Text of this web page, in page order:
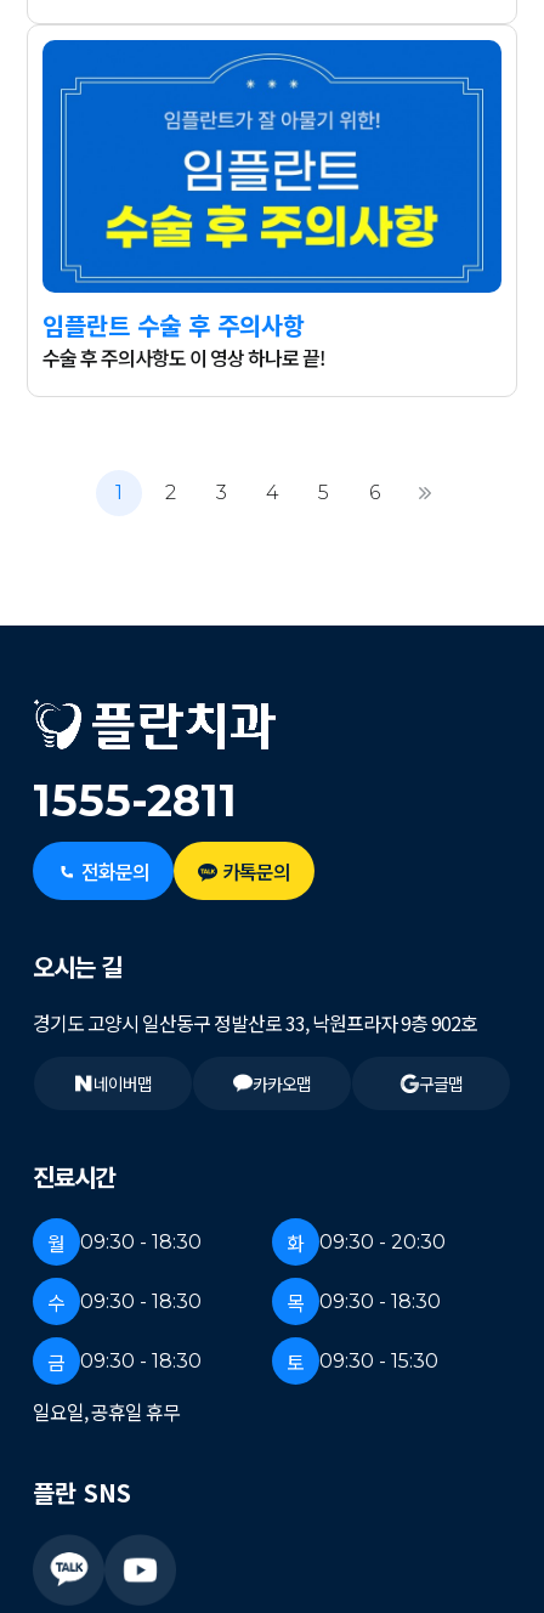
임플란트 수술 후 주의사항
수술 후 주의사항도 이 영상 하나로 끝!
1 2 3 4 5 6
1555-2811
전화문의 카톡문의
진료시간
월 09:30 - 18:30 화 09:30 - 20:30
수 09:30 - 18:30 목 09:30 - 18:30
금 09:30 - 18:30 토 09:30 - 15:30
일요일, 공휴일 휴무
오시는 길
경기도 고양시 일산동구 정발산로 33, 낙원프라자 9층 902호
네이버맵 카카오맵 구글맵
플란 SNS